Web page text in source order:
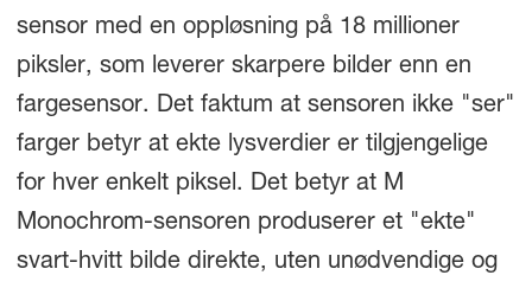
sensor med en oppløsning på 18 millioner
piksler, som leverer skarpere bilder enn en
fargesensor. Det faktum at sensoren ikke "ser"
farger betyr at ekte lysverdier er tilgjengelige
for hver enkelt piksel. Det betyr at M
Monochrom-sensoren produserer et "ekte"
svart-hvitt bilde direkte, uten unødvendige og